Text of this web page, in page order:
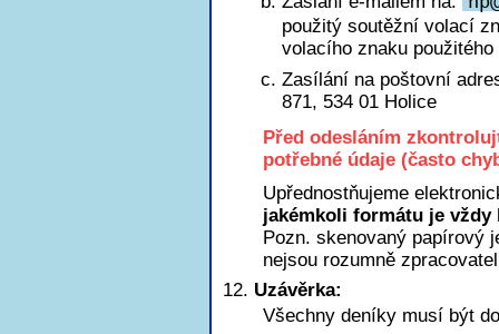
použitý soutěžní volací
volacího znaku
Zasílání na poštovní
871, 534 01 Holice
Před odesláním
potřebné údaje (často
Upřednostňujeme
jakémkoli formátu je
Pozn. skenovaný papírový
nejsou rozumně
Uzávěrka:
Všechny deníky musí být